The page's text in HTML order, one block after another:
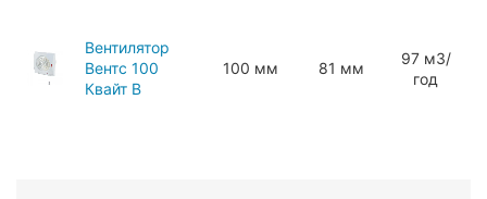
Вентилятор
Вентс 100
Квайт В
100 мм 81 мм
97 мЗ/
год